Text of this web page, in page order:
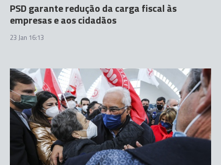
PSD garante redução da carga fiscal às
empresas e aos cidadãos
23 Jan 16:13